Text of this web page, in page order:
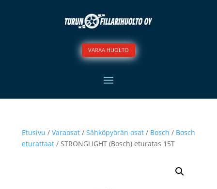
VARAA HUOLTO
Etusivu / Varaosat/ Sähköpyörän osat/ Bosch / Bosch
eturattaat/ STRONGLIGHT (Bosch) eturatas 15T